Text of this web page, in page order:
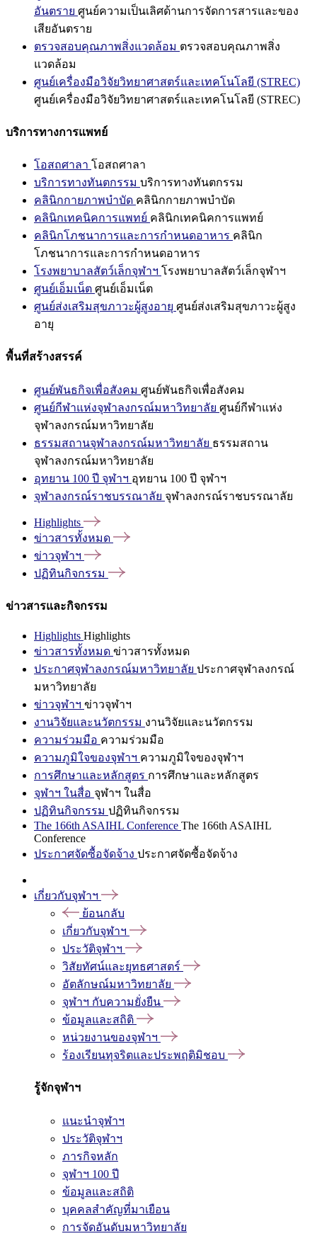
อันตราย ศูนย์ความเป็นเลิศด้านการจัดการสารและของ
เสียอันตราย
ตรวจสอบคุณภาพสิ่งแวดล้อม ตรวจสอบคุณภาพสิ่ง
แวดล้อม
ศูนย์เครื่องมือวิจัยวิทยาศาสตร์และเทคโนโลยี (STREC)
ศูนย์เครื่องมือวิจัยวิทยาศาสตร์และเทคโนโลยี (STREC)
บริการทางการแพทย์
โอสถศาลา โอสถศาลา
บริการทางทันตกรรม บริการทางทันตกรรม
คลินิกกายภาพบำบัด คลินิกกายภาพบำบัด
คลินิกเทคนิคการแพทย์ คลินิกเทคนิคการแพทย์
คลินิกโภชนาการและการกำหนดอาหาร คลินิก
โภชนาการและการกำหนดอาหาร
โรงพยาบาลสัตว์เล็กจุฬาฯ โรงพยาบาลสัตว์เล็กจุฬาฯ
ศูนย์เอ็มเน็ต ศูนย์เอ็มเน็ต
ศูนย์ส่งเสริมสุขภาวะผู้สูงอายุ ศูนย์ส่งเสริมสุขภาวะผู้สูง
อายุ
พื้นที่สร้างสรรค์
ศูนย์พันธกิจเพื่อสังคม ศูนย์พันธกิจเพื่อสังคม
ศูนย์กีฬาแห่งจุฬาลงกรณ์มหาวิทยาลัย ศูนย์กีฬาแห่ง
จุฬาลงกรณ์มหาวิทยาลัย
ธรรมสถานจุฬาลงกรณ์มหาวิทยาลัย ธรรมสถาน
จุฬาลงกรณ์มหาวิทยาลัย
อุทยาน 100 ปี จุฬาฯ อุทยาน 100 ปี จุฬาฯ
จุฬาลงกรณ์ราชบรรณาลัย จุฬาลงกรณ์ราชบรรณาลัย
Highlights
ข่าวสารทั้งหมด
ข่าวจุฬาฯ
ปฏิทินกิจกรรม
ข่าวสารและกิจกรรม
Highlights Highlights
ข่าวสารทั้งหมด ข่าวสารทั้งหมด
ประกาศจุฬาลงกรณ์มหาวิทยาลัย ประกาศจุฬาลงกรณ์
มหาวิทยาลัย
ข่าวจุฬาฯ ข่าวจุฬาฯ
งานวิจัยและนวัตกรรม งานวิจัยและนวัตกรรม
ความร่วมมือ ความร่วมมือ
ความภูมิใจของจุฬาฯ ความภูมิใจของจุฬาฯ
การศึกษาและหลักสูตร การศึกษาและหลักสูตร
จุฬาฯ ในสื่อ จุฬาฯ ในสื่อ
ปฏิทินกิจกรรม ปฏิทินกิจกรรม
The 166th ASAIHL Conference The 166th ASAIHL
Conference
ประกาศจัดซื้อจัดจ้าง ประกาศจัดซื้อจัดจ้าง
เกี่ยวกับจุฬาฯ
ย้อนกลับ
เกี่ยวกับจุฬาฯ
ประวัติจุฬาฯ
วิสัยทัศน์และยุทธศาสตร์
อัตลักษณ์มหาวิทยาลัย
จุฬาฯ กับความยั่งยืน
ข้อมูลและสถิติ
หน่วยงานของจุฬาฯ
ร้องเรียนทุจริตและประพฤติมิชอบ
รู้จักจุฬาฯ
แนะนำจุฬาฯ
ประวัติจุฬาฯ
ภารกิจหลัก
จุฬาฯ 100 ปี
ข้อมูลและสถิติ
บุคคลสำคัญที่มาเยือน
การจัดอันดับมหาวิทยาลัย